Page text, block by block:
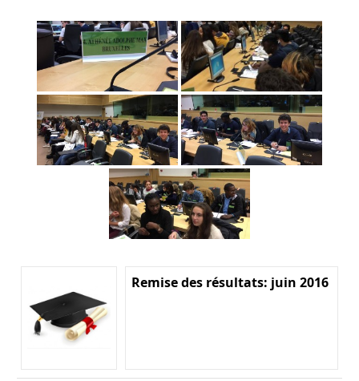
Remise des résultats: juin 2016